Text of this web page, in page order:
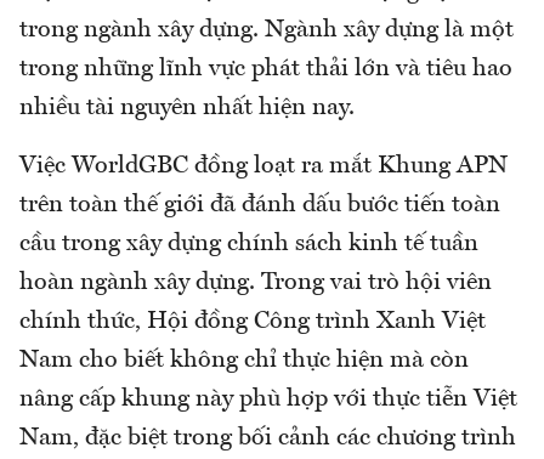
trong ngành xây dựng. Ngành xây dựng là một
trong những lĩnh vực phát thải lớn và tiêu hao
nhiều tài nguyên nhất hiện nay.
Việc WorldGBC đồng loạt ra mắt Khung APN
trên toàn thế giới đã đánh dấu bước tiến toàn
cầu trong xây dựng chính sách kinh tế tuần
hoàn ngành xây dựng. Trong vai trò hội viên
chính thức, Hội đồng Công trình Xanh Việt
Nam cho biết không chỉ thực hiện mà còn
nâng cấp khung này phù hợp với thực tiễn Việt
Nam, đặc biệt trong bối cảnh các chương trình